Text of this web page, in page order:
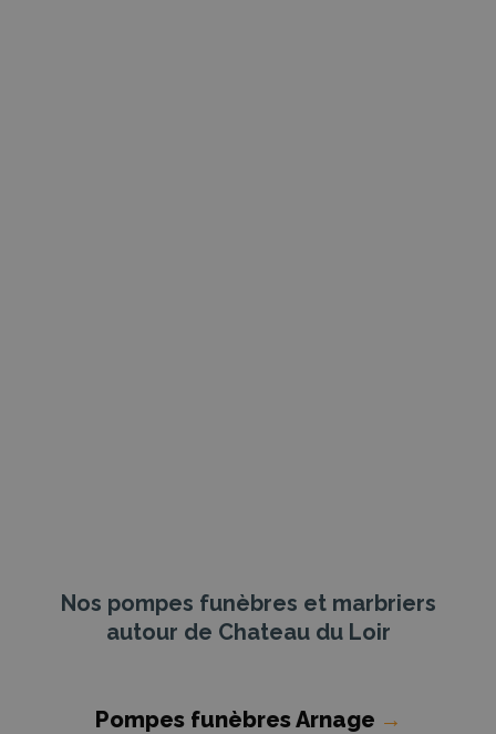
Nos pompes funèbres et marbriers
autour de Chateau du Loir
Pompes funèbres Arnage →